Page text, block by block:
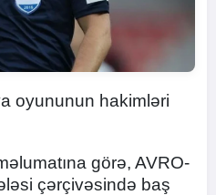
oyununun hakimləri
görə, AVRO-
çərçivəsində baş